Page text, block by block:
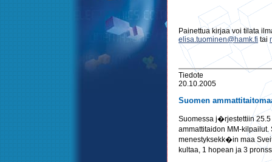
Painettua kirjaa voi tilata
elisa.tuominen@hamk.fitai
Tiedote
20.10.2005
Suomen
Suomessa j�rjestettiin
ammattitaidon MM-
menestyksekk�in maa
kultaa, 1 hopean ja 3